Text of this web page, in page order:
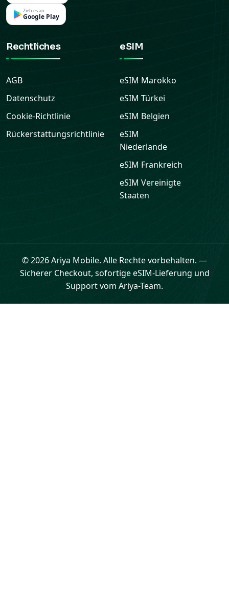
Zieh es an
Google Play
Rechtliches
AGB
Datenschutz
Cookie-Richtlinie
Rückerstattungsrichtlinie
eSIM
eSIM Marokko
eSIM Türkei
eSIM Belgien
eSIM
Niederlande
eSIM Frankreich
eSIM Vereinigte
Staaten
© 2026 Ariya Mobile. Alle Rechte vorbehalten. —
Sicherer Checkout, sofortige eSIM-Lieferung und
Support vom Ariya-Team.